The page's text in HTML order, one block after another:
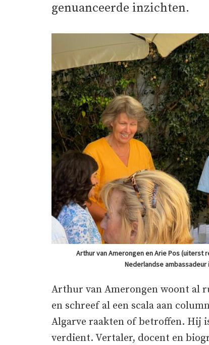
genuanceerde inzichten.
Arthur van Amerongen en Arie Pos (uiterst
Nederlandse ambassadeur
Arthur van Amerongen woont al
en schreef al een scala aan
Algarve raakten of betroffen. Hij
verdient. Vertaler, docent en